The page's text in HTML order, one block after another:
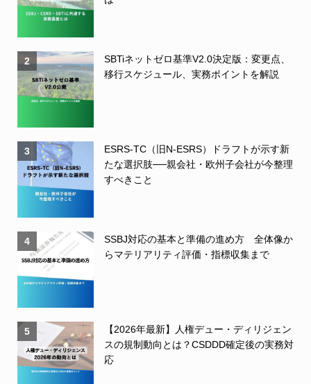
2
SBTiネットゼロ基準V2.0決定版：変更点、
移行スケジュール、実務ポイントを解説
3
ESRS-TC（旧N-ESRS）ドラフトが示す新
たな選択肢──親会社・欧州子会社が今整理
すべきこと
4
SSBJ対応の基本と準備の進め方 全体像か
らマテリアリティ評価・指標収集まで
5
【2026年最新】人権デュー・ディリジェン
スの規制動向とは？CSDDD確定後の実務対
応